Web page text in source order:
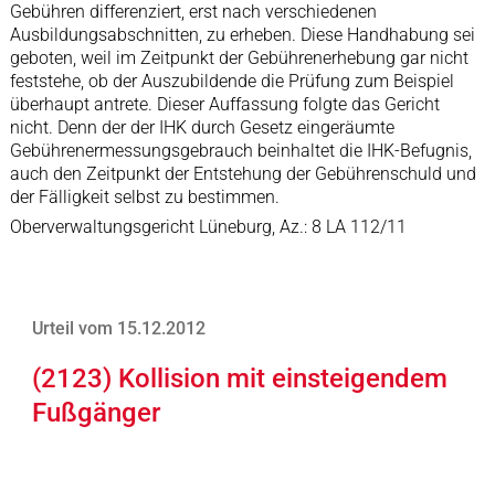
Gebühren differenziert, erst nach verschiedenen
Ausbildungsabschnitten, zu erheben. Diese Handhabung sei
geboten, weil im Zeitpunkt der Gebührenerhebung gar nicht
feststehe, ob der Auszubildende die Prüfung zum Beispiel
überhaupt antrete. Dieser Auffassung folgte das Gericht
nicht. Denn der der IHK durch Gesetz eingeräumte
Gebührenermessungsgebrauch beinhaltet die IHK-Befugnis,
auch den Zeitpunkt der Entstehung der Gebührenschuld und
der Fälligkeit selbst zu bestimmen.
Oberverwaltungsgericht Lüneburg, Az.: 8 LA 112/11
Urteil vom 15.12.2012
(2123) Kollision mit einsteigendem
Fußgänger